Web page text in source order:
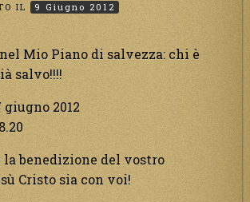
IL 9 Giugno 2012
Mio Piano di salvezza: chi è
salvo!!!!
giugno 2012
la benedizione del vostro
Cristo sia con voi!